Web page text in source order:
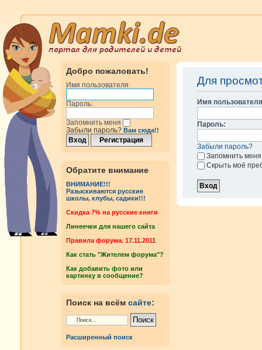
Добро пожаловать!
Имя пользователя:
Пароль:
Запомнить меня
Забыли пароль? Вам сюда!!
Обратите внимание
ВНИМАНИЕ!!!
Разыскиваются русские
школы, клубы, садики!!!
Cкидка 7% на русские книги
Линеечки для нашего сайта
Правила форума. 17.11.2011
Как стать "Жителем форума"?
Как добавить фото или
картинку в сообщение?
Поиск на всём сайте:
Расширенный поиск
Для
Имя
Пароль:
Забыли пароль?
Запомнить меня
Скрыть моё